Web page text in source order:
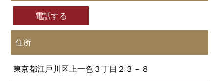
電話する
住所
東京都江戸川区上一色３丁目２３－８